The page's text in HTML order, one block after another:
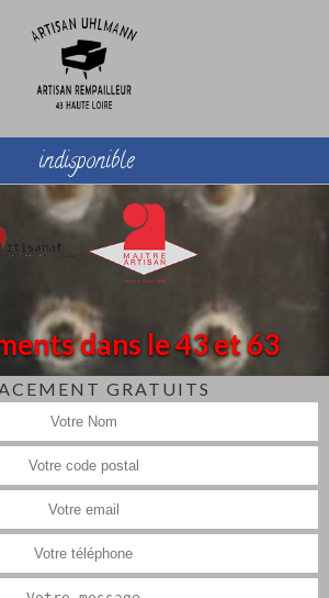
indisponible
dans le 43 et 63
GRATUITS